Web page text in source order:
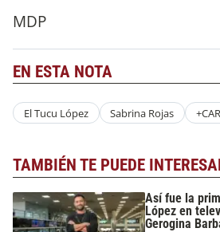
MDP
EN ESTA NOTA
El Tucu López Sabrina Rojas
TAMBIÉN TE PUEDE
Así fue la
López en
Gerogina